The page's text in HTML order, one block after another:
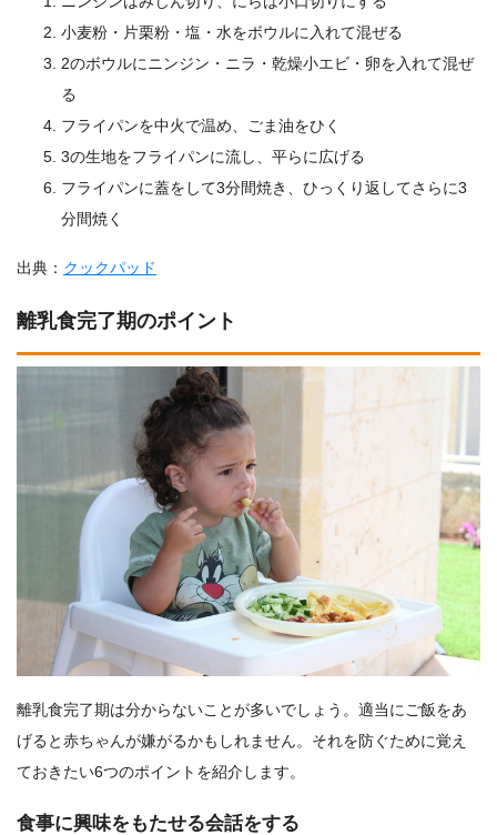
小麦粉・片栗粉・塩・水をボウルに入れて混ぜる
2のボウルにニンジン・ニラ・乾燥小エビ・卵を入れて混ぜ
る
フライパンを中火で温め、ごま油をひく
3の生地をフライパンに流し、平らに広げる
フライパンに蓋をして3分間焼き、ひっくり返してさらに3
分間焼く
出典： クックパッド
離乳食完了期のポイント
離乳食完了期は分からないことが多いでしょう。適当にご飯をあ
げると赤ちゃんが嫌がるかもしれません。それを防ぐために覚え
ておきたい6つのポイントを紹介します。
食事に興味をもたせる会話をする